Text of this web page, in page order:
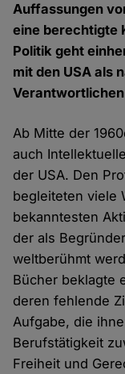
Auffassungen
eine berechtigte
Politik geht
mit den USA als
Ab Mitte der
auch
der USA. Den
begleiteten viele
bekanntesten
der als
weltberühmt
Bücher beklagte
deren fehlende
Aufgabe, die
Berufstätigkeit
Freiheit und